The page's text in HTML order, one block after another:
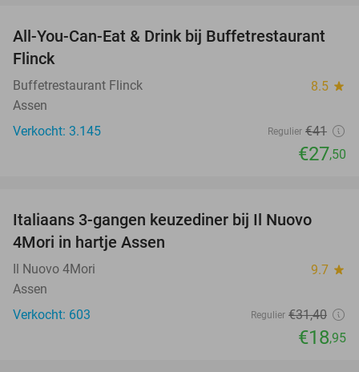
33%
All-You-Can-Eat & Drink bij Buffetrestaurant
Flinck
Buffetrestaurant Flinck 8.5 star
Assen
Verkocht: 3.145
Regulier €41
€27,50
40%
Italiaans 3-gangen keuzediner bij Il Nuovo
4Mori in hartje Assen
Il Nuovo 4Mori 9.7 star
Assen
Verkocht: 603
Regulier €31,40
€18,95